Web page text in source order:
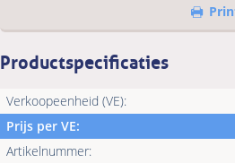
Productspecificaties
Verkoopeenheid (VE):
Prijs per VE:
Artikelnummer: